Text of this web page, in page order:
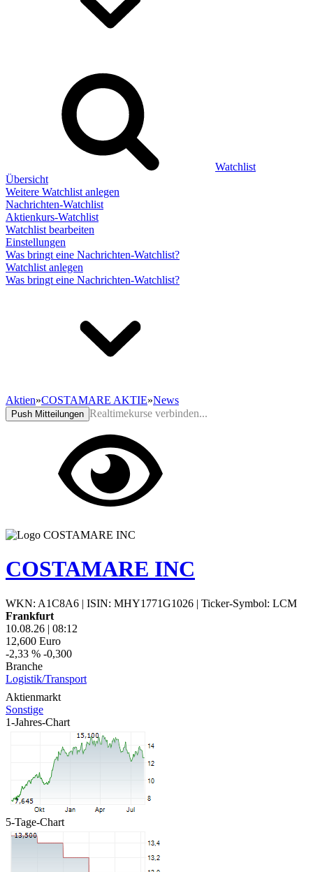
Watchlist
Übersicht
Weitere Watchlist anlegen
Nachrichten-Watchlist
Aktienkurs-Watchlist
Watchlist bearbeiten
Einstellungen
Was bringt eine Nachrichten-Watchlist?
Watchlist anlegen
Was bringt eine Nachrichten-Watchlist?
Aktien»COSTAMARE AKTIE»News
Push Mitteilungen Realtimekurse verbinden...
COSTAMARE INC
WKN: A1C8A6 | ISIN: MHY1771G1026 | Ticker-Symbol: LCM
Frankfurt
10.08.26 | 08:12
12,600 Euro
-2,33 % -0,300
Branche
Logistik/Transport
Aktienmarkt
Sonstige
1-Jahres-Chart
5-Tage-Chart